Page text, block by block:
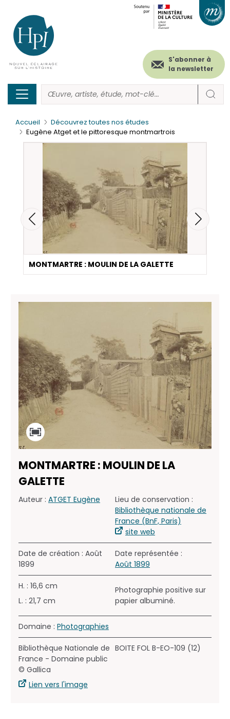
contenu
principal
Menu
secondaire
(header)
S'abonner à
la newsletter
Accueil
Découvrez toutes nos études
Eugène Atget et le pittoresque montmartrois
MONTMARTRE : MOULIN DE LA GALETTE
MONTMARTRE : MOULIN DE LA
GALETTE
Auteur : ATGET Eugène
Lieu de conservation :
Bibliothèque nationale de
France (BnF, Paris)
site web
Date de création : Août
1899
Date représentée :
Août 1899
H. : 16,6 cm
L. : 21,7 cm
Photographie positive sur
papier albuminé.
Domaine : Photographies
Bibliothèque Nationale de
France - Domaine public
© Gallica
Lien vers l'image
BOITE FOL B-EO-109 (12)